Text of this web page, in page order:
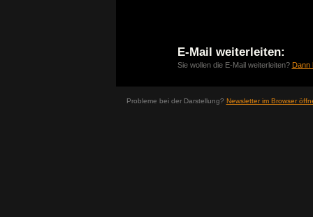
E-Mail weiterleiten:
Sie wollen die E-Mail weiterleiten? Dann
Probleme bei der Darstellung? Newsletter im Browser